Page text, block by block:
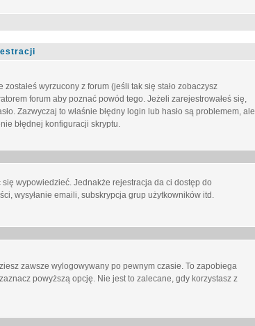
wyrzucony z forum (jeśli tak się stało zobaczysz
forum aby poznać powód tego. Jeżeli zarejestrowałeś się,
Zazwyczaj to właśnie błędny login lub hasło są problemem, ale
błędnej konfiguracji skryptu.
wypowiedzieć. Jednakże rejestracja da ci dostęp do
wysyłanie emaili, subskrypcja grup użytkowników itd.
zawsze wylogowywany po pewnym czasie. To zapobiega
powyższą opcję. Nie jest to zalecane, gdy korzystasz z